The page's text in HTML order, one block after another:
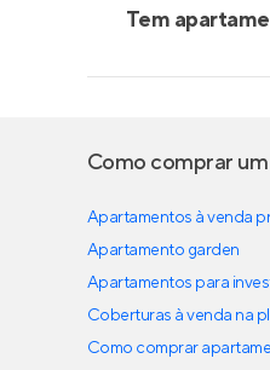
Tem
Como comprar
Apartamentos à venda
Apartamento garden
Apartamentos para
Coberturas à venda na
Como comprar